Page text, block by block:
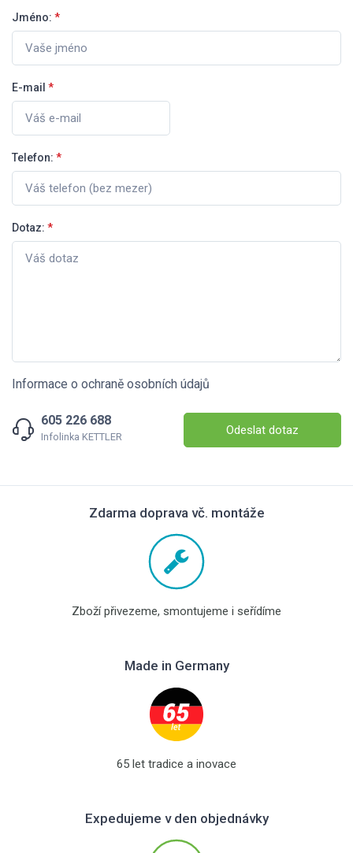
Jméno: *
E-mail *
Telefon: *
Dotaz: *
Informace o ochraně osobních údajů
605 226 688
Infolinka KETTLER Odeslat dotaz
Zdarma doprava vč. montáže
Zboží přivezeme, smontujeme i seřídíme
Made in Germany
65 let tradice a inovace
Expedujeme v den objednávky